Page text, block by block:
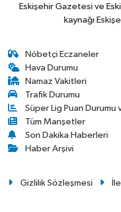
Eskişehir Gazetesi ve
kaynağı
Nöbetçi Eczaneler
Hava Durumu
Namaz Vakitleri
Trafik Durumu
Süper Lig Puan Durumu
Tüm Manşetler
Son Dakika Haberleri
Haber Arşivi
Gizlilik Sözleşmesi